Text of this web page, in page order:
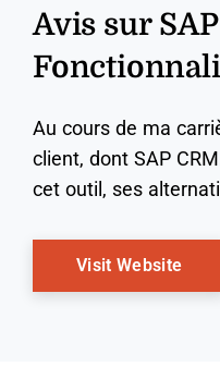
Avis sur
Au cours de ma
client, dont SAP
cet outil, ses
Visit Website